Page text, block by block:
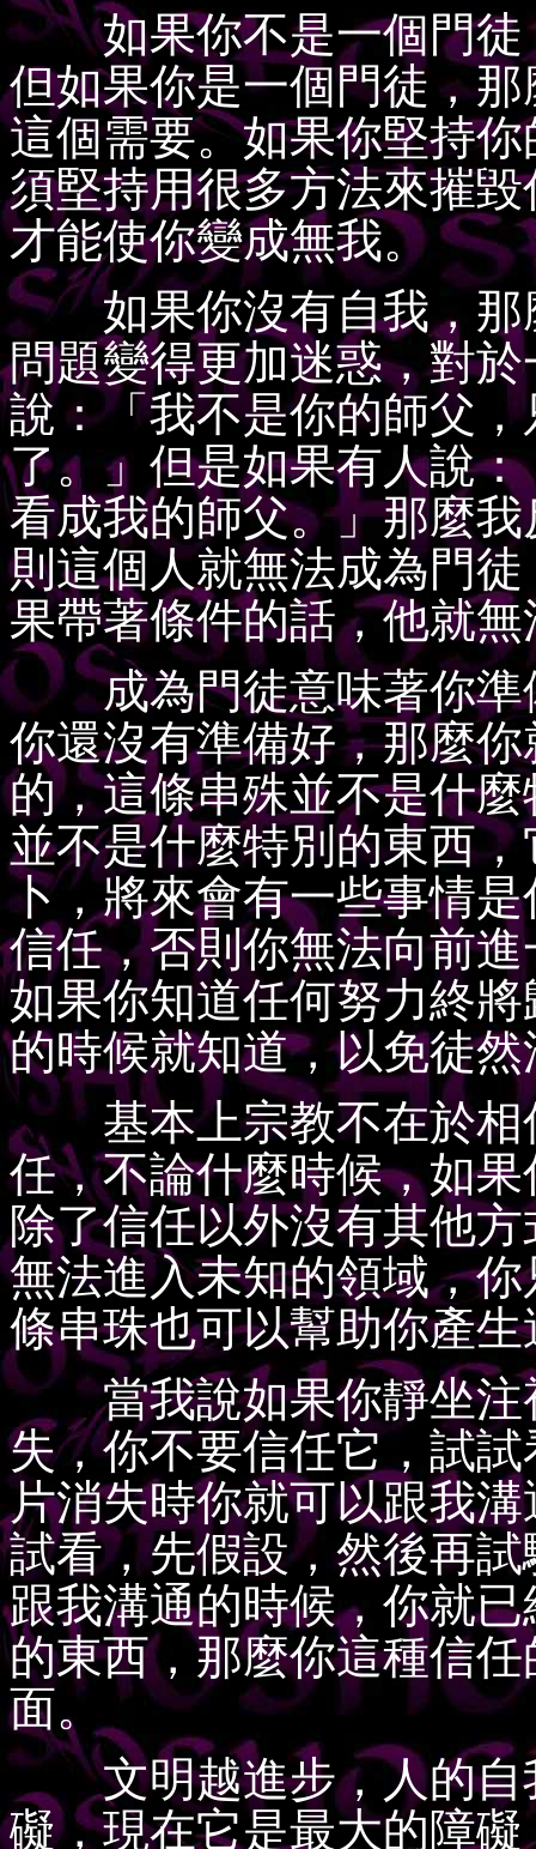
如果你不是一個門徒
但如果你是一個門徒，
這個需要。如果你堅持
須堅持用很多方法來摧
才能使你變成無我。
如果你沒有自我，那
問題變得更加迷惑，對
說：「我不是你的師父
了。」但是如果有人說
看成我的師父。」那麼
則這個人就無法成為門
果帶著條件的話，他就
成為門徒意味著你準
你還沒有準備好，那麼
的，這條串殊並不是什
並不是什麼特別的東西
卜，將來會有一些事情
信任，否則你無法向前
如果你知道任何努力終
的時候就知道，以免徒然
基本上宗教不在於相
任，不論什麼時候，如
除了信任以外沒有其他
無法進入未知的領域，
條串珠也可以幫助你產
當我說如果你靜坐注
失，你不要信任它，試
片消失時你就可以跟我
試看，先假設，然後再
跟我溝通的時候，你就
的東西，那麼你這種信
面。
文明越進步，人的自
礙，現在它是最大的障